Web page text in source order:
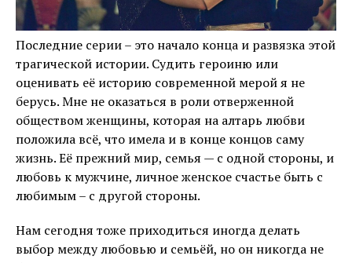
Последние серии – это начало конца и развязка этой
трагической истории. Судить героиню или
оценивать её историю современной мерой я не
берусь. Мне не оказаться в роли отверженной
обществом женщины, которая на алтарь любви
положила всё, что имела и в конце концов саму
жизнь. Её прежний мир, семья — с одной стороны, и
любовь к мужчине, личное женское счастье быть с
любимым – с другой стороны.
Нам сегодня тоже приходиться иногда делать
выбор между любовью и семьёй, но он никогда не